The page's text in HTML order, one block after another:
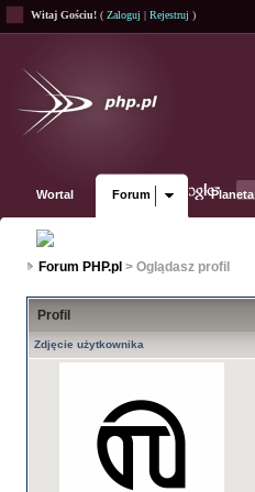
Witaj Gościu! ( Zaloguj | Rejestruj )
Wortal Forum Planeta
Forum PHP.pl > Oglądasz profil
Profil
Zdjęcie użytkownika